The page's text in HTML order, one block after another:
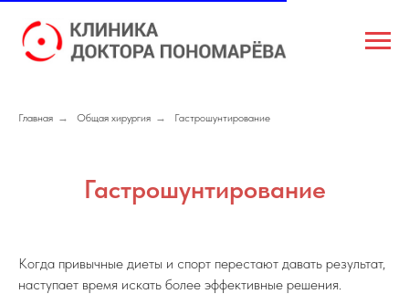
Главная → Общая хирургия → Гастрошунтирование
Гастрошунтирование
Когда привычные диеты и спорт перестают давать результат,
наступает время искать более эффективные решения.